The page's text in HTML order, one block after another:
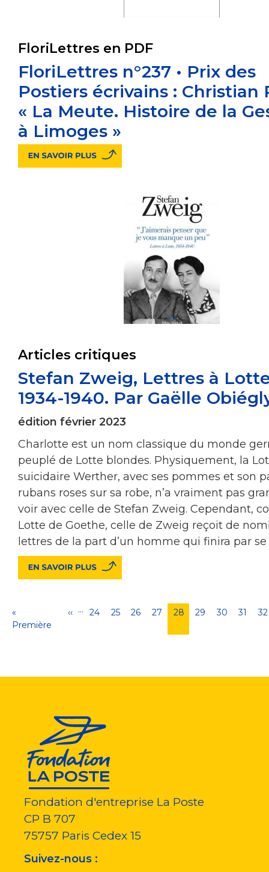
FloriLettres en PDF
FloriLettres n°237 • Prix des
Postiers écrivains : Christian
« La Meute. Histoire de la
à Limoges »
Articles critiques
Stefan Zweig, Lettres à
1934-1940. Par Gaëlle
édition février 2023
Charlotte est un nom classique du monde
peuplé de Lotte blondes. Physiquement, la
suicidaire Werther, avec ses pommes et son
rubans roses sur sa robe, n’a vraiment pas
voir avec celle de Stefan Zweig. Cependant,
Lotte de Goethe, celle de Zweig reçoit de
lettres de la part d’un homme qui finira par
Pagination
Première
page
«
Première
Page
‹‹ … Page
24 Page
25 Page
26 Page
27
Page
28 Page
29 Page
30 Page
31 32
Fondation d'entreprise La Poste
CP B 707
75757 Paris Cedex 15
Suivez-nous :